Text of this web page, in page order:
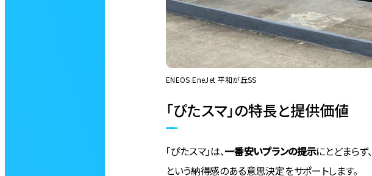
ENEOS EneJet 平和が丘SS
「ぴたスマ」の特長と提供価値
「ぴたスマ」は、一番安いプランの提示にとどまらず、
という納得感のある意思決定をサポートします。